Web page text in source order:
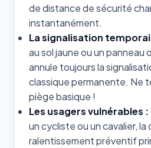
de distance de sécurité
instantanément.
La signalisation
au sol jaune ou un panneau
annule toujours la
classique permanente. Ne
piège basique !
Les usagers vulnérables :
un cycliste ou un cavalier,
ralentissement préventif